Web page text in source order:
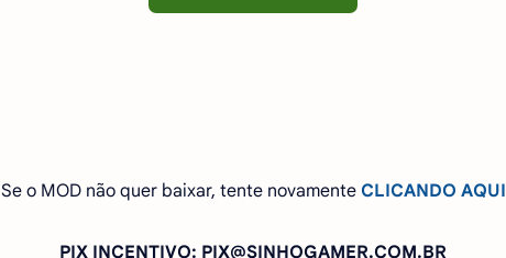
Se o MOD não quer baixar, tente novamente CLICANDO AQUI
PIX INCENTIVO: PIX@SINHOGAMER.COM.BR